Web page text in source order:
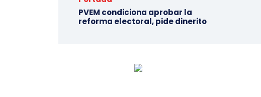
PVEM condiciona aprobar la
reforma electoral, pide dinerito